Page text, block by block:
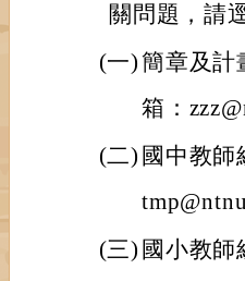
關問題，請
(一)簡章及計
箱：
(二) 國中教
(三) 國小教